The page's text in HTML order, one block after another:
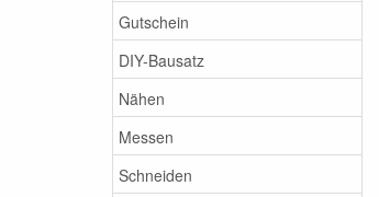
Gutschein
DIY-Bausatz
Nähen
Messen
Schneiden